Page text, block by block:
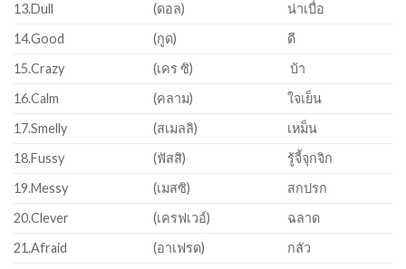
13.Dull
(ดอล)
น่าเบื่อ
14.Good
(กูด)
ดี
15.Crazy
(เคร ซิ)
บ้า
16.Calm
(คลาม)
ใจเย็น
17.Smelly
(สเมลลิ)
เหม็น
18.Fussy
(ฟัสสิ)
รู้จี้จุกจิก
19.Messy
(เมสซิ)
สกปรก
20.Clever
(เครฟเวอ์)
ฉลาด
21.Afraid
(อาเฟรด)
กลัว